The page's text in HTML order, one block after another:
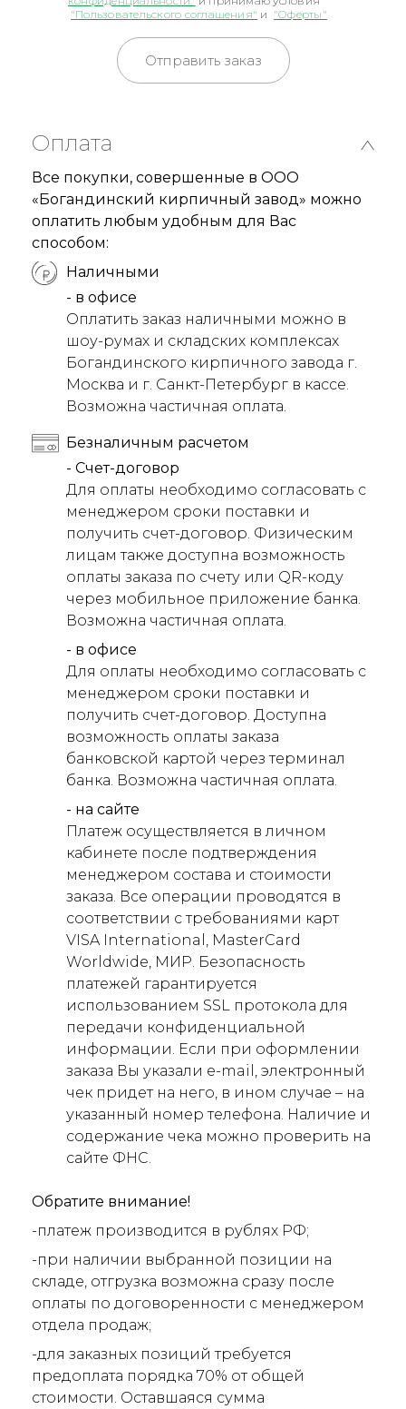
"Пользовательского соглашения" и "Оферты"
Отправить заказ
Оплата
Все покупки, совершенные в ООО
«Богандинский кирпичный завод» можно
оплатить любым удобным для Вас
способом:
Наличными
- в офисе
Оплатить заказ наличными можно в
шоу-румах и складских комплексах
Богандинского кирпичного завода г.
Москва и г. Санкт-Петербург в кассе.
Возможна частичная оплата.
Безналичным расчетом
- Счет-договор
Для оплаты необходимо согласовать с
менеджером сроки поставки и
получить счет-договор. Физическим
лицам также доступна возможность
оплаты заказа по счету или QR-коду
через мобильное приложение банка.
Возможна частичная оплата.
- в офисе
Для оплаты необходимо согласовать с
менеджером сроки поставки и
получить счет-договор. Доступна
возможность оплаты заказа
банковской картой через терминал
банка. Возможна частичная оплата.
- на сайте
Платеж осуществляется в личном
кабинете после подтверждения
менеджером состава и стоимости
заказа. Все операции проводятся в
соответствии с требованиями карт
VISA International, MasterCard
Worldwide, МИР. Безопасность
платежей гарантируется
использованием SSL протокола для
передачи конфиденциальной
информации. Если при оформлении
заказа Вы указали e-mail, электронный
чек придет на него, в ином случае – на
указанный номер телефона. Наличие и
содержание чека можно проверить на
сайте ФНС.
Обратите внимание!
-платеж производится в рублях РФ;
-при наличии выбранной позиции на
складе, отгрузка возможна сразу после
оплаты по договоренности с менеджером
отдела продаж;
-для заказных позиций требуется
предоплата порядка 70% от общей
стоимости. Оставшаяся сумма